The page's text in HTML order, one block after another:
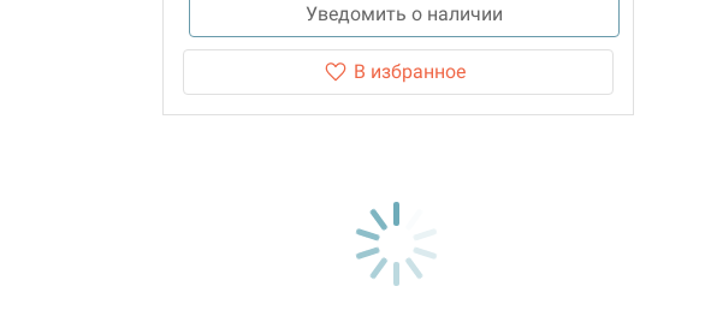
Уведомить о наличии
В избранное